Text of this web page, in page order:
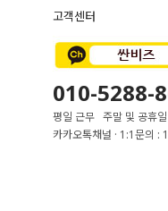
고객센터
010-5288-
평일 근무 주말 및 공휴
카카오톡채널 · 1:1문의